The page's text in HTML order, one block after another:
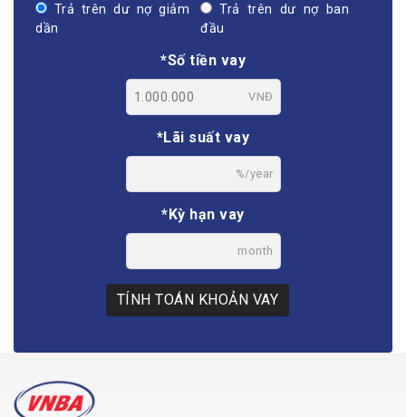
Trả trên dư nợ giảm
dần
Trả trên dư nợ ban
đầu
*Số tiền vay
VNĐ
*Lãi suất vay
%/year
*Kỳ hạn vay
month
TÍNH TOÁN KHOẢN VAY